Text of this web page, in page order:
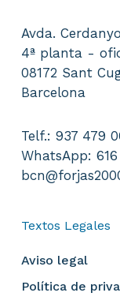
Avda.
4ª planta -
08172 Sant
Barcelona
Telf.: 937 479
WhatsApp:
Textos Legales
Aviso legal
Política de